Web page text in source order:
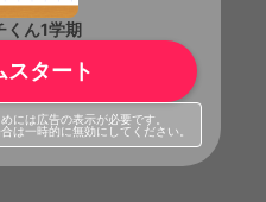
くん1学期
スタート
には広告の表示が必要です。
は一時的に無効にしてください。